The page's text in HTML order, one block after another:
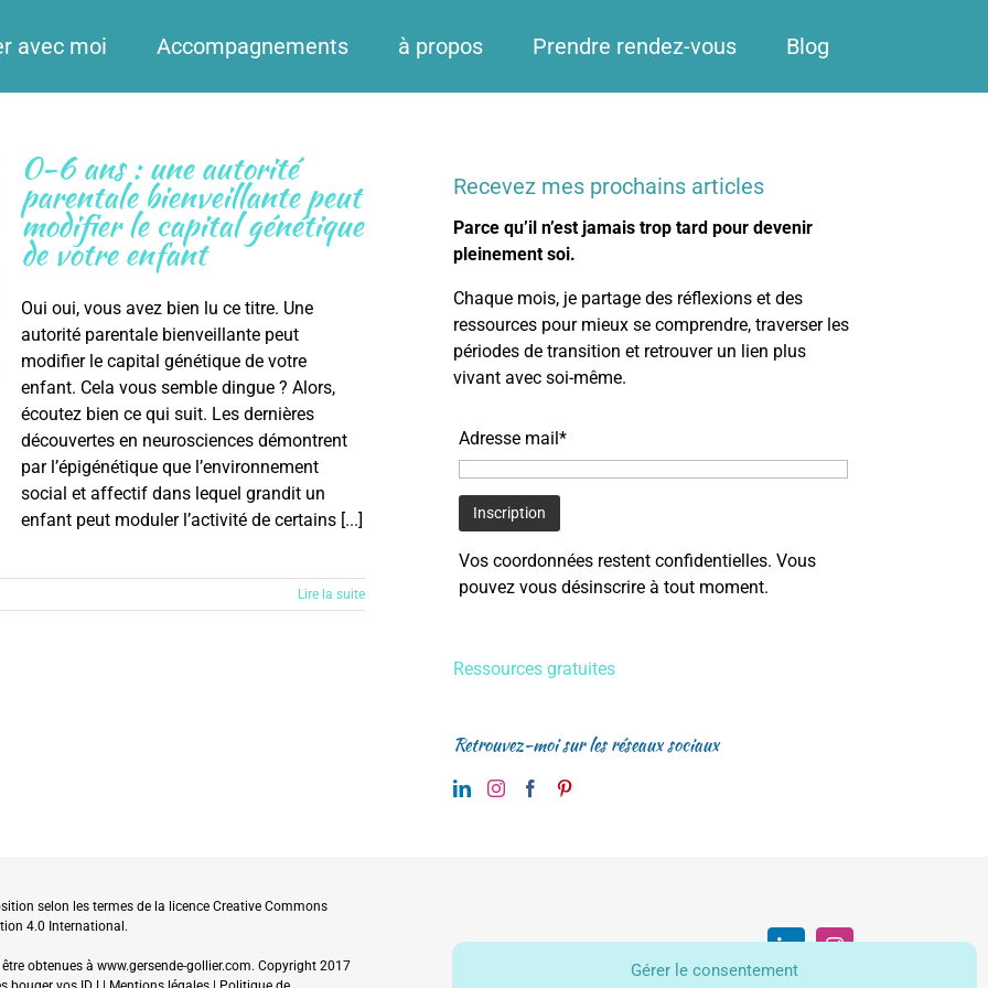
Gérer le consentement
avec moi Accompagnements à propos Prendre rendez-vous Blog
0-6 ans : une autorité
parentale bienveillante peut
modifier le capital génétique
de votre enfant
Oui oui, vous avez bien lu ce titre. Une
autorité parentale bienveillante peut
modifier le capital génétique de votre
enfant. Cela vous semble dingue ? Alors,
écoutez bien ce qui suit. Les dernières
découvertes en neurosciences démontrent
par l’épigénétique que l’environnement
social et affectif dans lequel grandit un
enfant peut moduler l’activité de certains [...]
Lire la suite
Recevez mes prochains articles
Parce qu’il n’est jamais trop tard pour devenir
pleinement soi.
Chaque mois, je partage des réflexions et des
ressources pour mieux se comprendre, traverser les
périodes de transition et retrouver un lien plus
vivant avec soi-même.
Adresse mail*
Vos coordonnées restent confidentielles. Vous
pouvez vous désinscrire à tout moment.
Ressources gratuites
Retrouvez-moi sur les réseaux sociaux
selon les termes de la licence Creative Commons
4.0 International .
obtenues à www.gersende-gollier.com. Copyright 2017